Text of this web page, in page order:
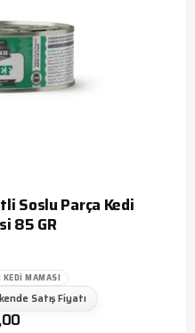
Soslu Parça Kedi
85 GR
KEDI MAMASI
Satış Fiyatı